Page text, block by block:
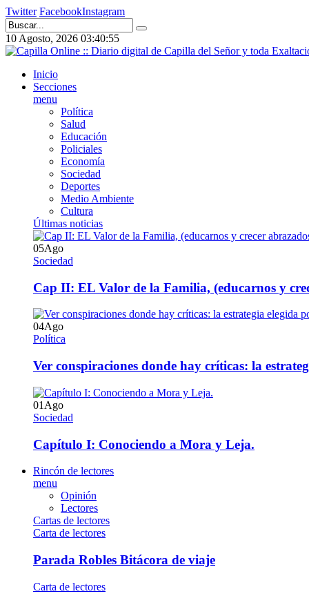
Twitter FacebookInstagram
10 Agosto, 2026 03:40:56
Inicio
Secciones
menu
Política
Salud
Educación
Policiales
Economía
Sociedad
Deportes
Medio Ambiente
Cultura
Últimas noticias
05Ago
Sociedad
Cap II: EL Valor de la Familia, (educarnos y
04Ago
Política
Ver conspiraciones donde hay críticas: la
01 Ago
Sociedad
Capítulo I: Conociendo a Mora y Leja.
Rincón de lectores
menu
Opinión
Lectores
Cartas de lectores
Carta de lectores
Parada Robles Bitácora de viaje
Carta de lectores